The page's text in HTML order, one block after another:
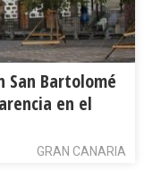
San Bartolomé
en el
GRAN CANARIA